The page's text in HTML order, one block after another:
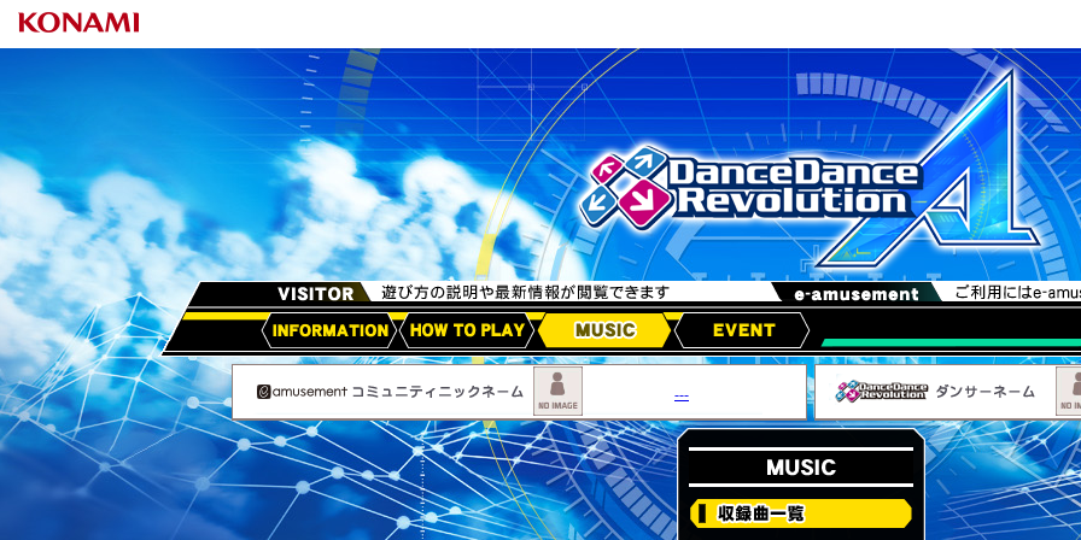
アップデート情報 HOW TO PLAY MUSIC EVENT
---